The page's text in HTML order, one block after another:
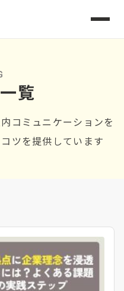
覧
コミュニケーションを
ツを提供しています